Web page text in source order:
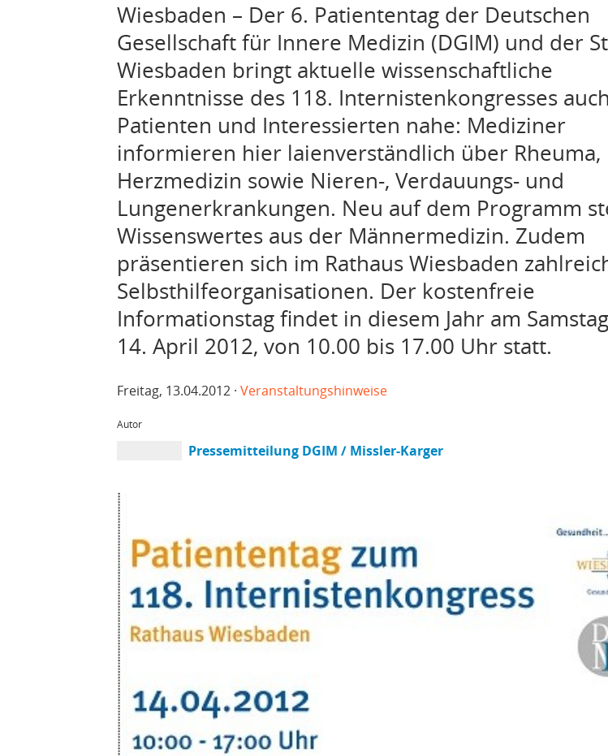
Wiesbaden – Der 6. Patiententag der Deutschen
Gesellschaft für Innere Medizin (DGIM) und der
Wiesbaden bringt aktuelle wissenschaftliche
Erkenntnisse des 118. Internistenkongresses auch
Patienten und Interessierten nahe: Mediziner
informieren hier laienverständlich über Rheuma,
Herzmedizin sowie Nieren-, Verdauungs- und
Lungenerkrankungen. Neu auf dem Programm
Wissenswertes aus der Männermedizin. Zudem
präsentieren sich im Rathaus Wiesbaden
Selbsthilfeorganisationen. Der kostenfreie
Informationstag findet in diesem Jahr am
14. April 2012, von 10.00 bis 17.00 Uhr statt.
Freitag, 13.04.2012 · Veranstaltungshinweise
Autor
Pressemitteilung DGIM / Missler-Karger